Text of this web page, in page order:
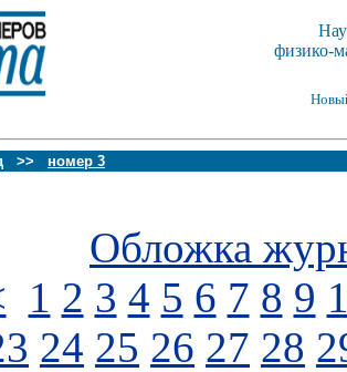
физико-
>> номер 3
Обложка
1 2 3 4 5 6 7 8 9
24 25 26 27 28